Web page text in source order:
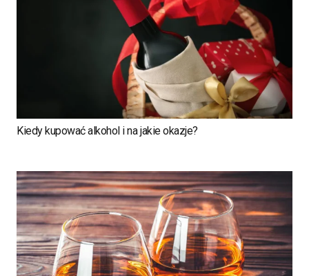
Kiedy kupować alkohol i na jakie okazje?